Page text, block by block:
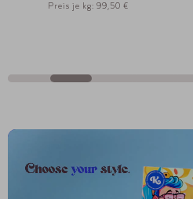
Preis je kg: 99,50 €